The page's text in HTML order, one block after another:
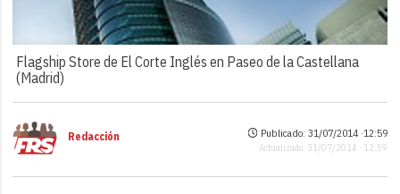
Flagship Store de El Corte Inglés en Paseo de la Castellana
(Madrid)
Redacción Publicado: 31/07/2014 ·12:59
Actualizado: 31/07/2014 · 12:59